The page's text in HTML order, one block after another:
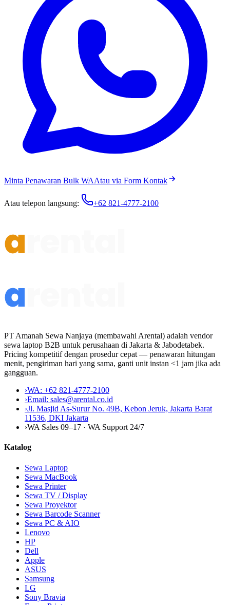
Minta Penawaran Bulk WAAtau via Form Kontak
Atau telepon langsung: +62 821-4777-2100
PT Amanah Sewa Nanjaya (membawahi Arental) adalah vendor
sewa laptop B2B untuk perusahaan di Jakarta & Jabodetabek.
Pricing kompetitif dengan prosedur cepat — penawaran hitungan
menit, pengiriman hari yang sama, ganti unit instan <1 jam jika ada
gangguan.
›WA: +62 821-4777-2100
›Email: sales@arental.co.id
›Jl. Masjid As-Surur No. 49B, Kebon Jeruk, Jakarta Barat
11536, DKI Jakarta
›WA Sales 09–17 · WA Support 24/7
Katalog
Sewa Laptop
Sewa MacBook
Sewa Printer
Sewa TV / Display
Sewa Proyektor
Sewa Barcode Scanner
Sewa PC & AIO
Lenovo
HP
Dell
Apple
ASUS
Samsung
LG
Sony Bravia